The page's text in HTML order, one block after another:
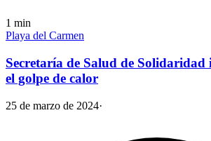
1 min
Playa del Carmen
Secretaría de Salud de
el golpe de calor
25 de marzo de 2024·